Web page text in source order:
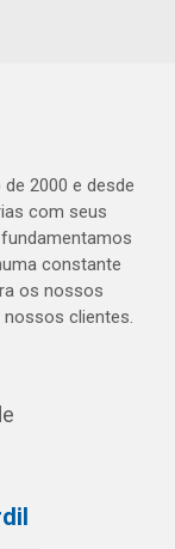
2000 e desde
com seus
constante
os nossos
clientes.